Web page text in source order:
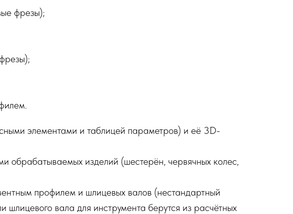
фрезы);
элементами и таблицей параметров) и её 3D-
обрабатываемых изделий (шестерён, червячных колес,
профилем и шлицевых валов (нестандартный
вала для инструмента берутся из расчётных